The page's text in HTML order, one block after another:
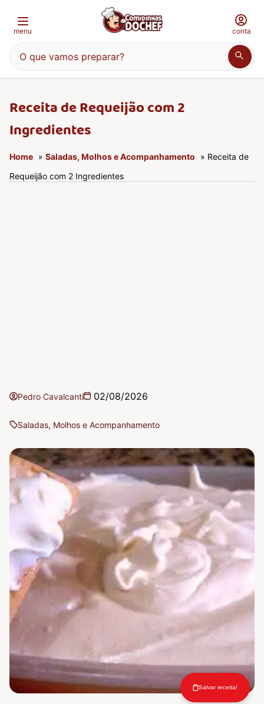
menu
O que vamos preparar?
conta
Receita de Requeijão com 2
Ingredientes
Home » Saladas, Molhos e Acompanhamento
» Receita de
Requeijão com 2 Ingredientes
Pedro Cavalcanti 02/08/2026
Saladas, Molhos e Acompanhamento
Salvar receita!